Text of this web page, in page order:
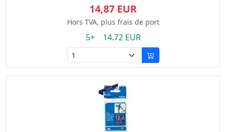
14,87 EUR
Hors TVA, plus frais de port
5+ 14.72 EUR